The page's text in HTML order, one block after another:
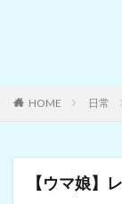
HOME 日常
【ウマ娘】